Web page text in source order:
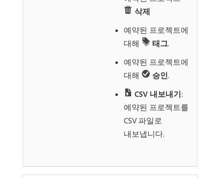
삭제
예약된 프로젝트에
대해
태그.
예약된 프로젝트에
대해
승인.
CSV 내보내기:
예약된 프로젝트를
CSV 파일로
내보냅니다.